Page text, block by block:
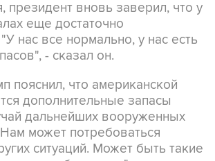
президент вновь заверил, что у
еще достаточно
нас все нормально, у нас есть
- сказал он.
пояснил, что американской
дополнительные запасы
дальнейших вооруженных
может потребоваться
ситуаций. Может быть такие